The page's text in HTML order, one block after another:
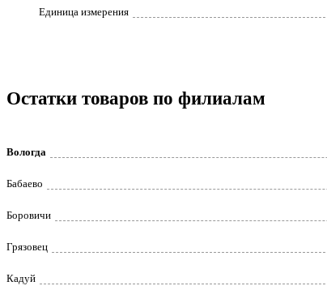
Единица измерения
Остатки товаров по филиалам
Вологда
Бабаево
Боровичи
Грязовец
Кадуй